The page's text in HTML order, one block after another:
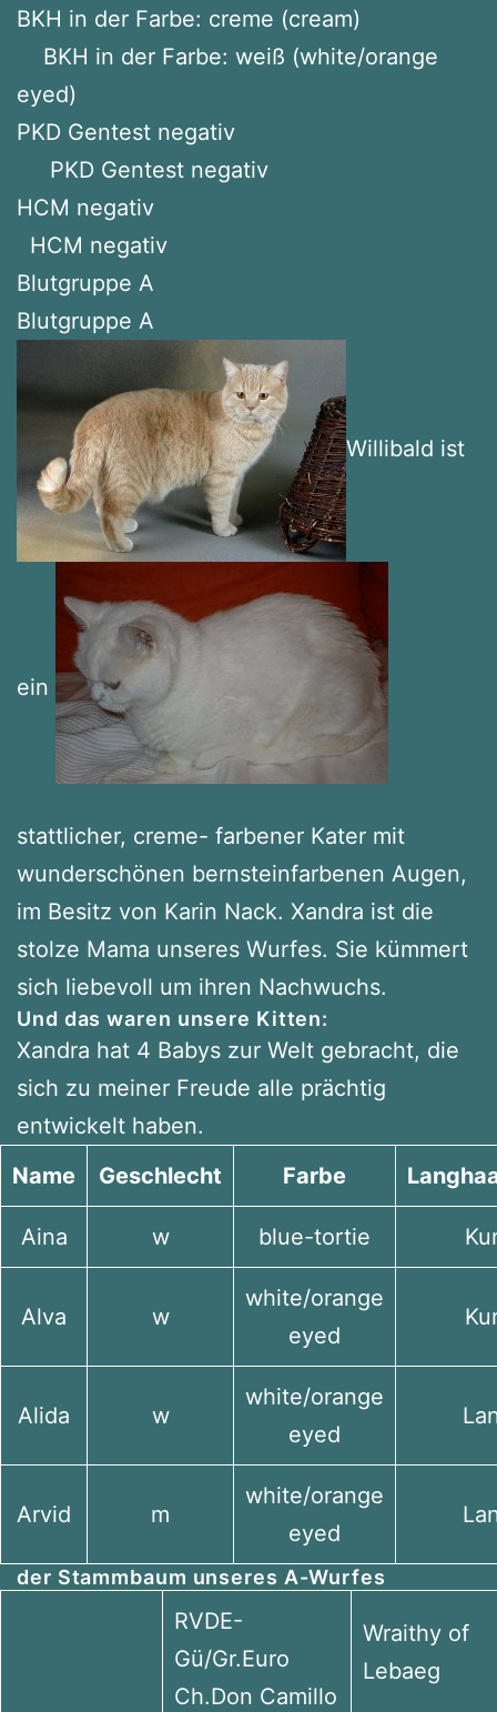
BKH in der Farbe: creme (cream)
BKH in der Farbe: weiß (white/orange
eyed)
PKD Gentest negativ
PKD Gentest negativ
HCM negativ
HCM negativ
Blutgruppe A
Blutgruppe A
Willibald ist
ein
stattlicher, creme- farbener Kater mit
wunderschönen bernsteinfarbenen Augen,
im Besitz von Karin Nack. Xandra ist die
stolze Mama unseres Wurfes. Sie kümmert
sich liebevoll um ihren Nachwuchs.
Und das waren unsere Kitten:
Xandra hat 4 Babys zur Welt gebracht, die
sich zu meiner Freude alle prächtig
entwickelt haben.
Name
Geschlecht Farbe
Aina w blue-tortie
Alva w
white/orange
eyed
Alida w
white/orange
eyed
Arvid m
white/orange
eyed
der Stammbaum unseres A-Wurfes
RVDE-
Gü/Gr.Euro
Ch.Don Camillo
Wraithy of
Lebaeg